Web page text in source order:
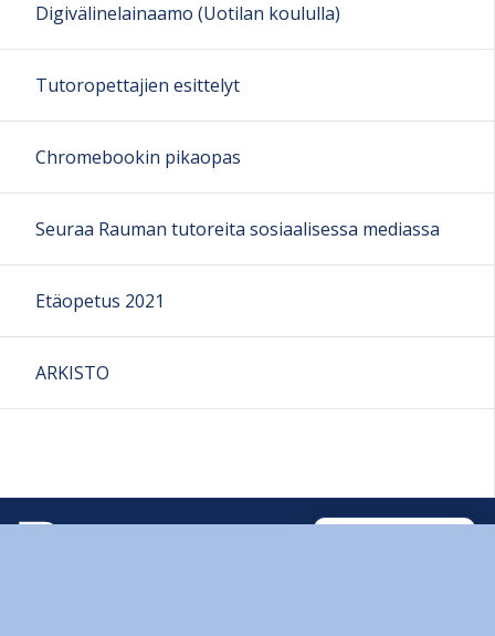
Digivälinelainaamo (Uotilan koululla)
Tutoropettajien esittelyt
Chromebookin pikaopas
Seuraa Rauman tutoreita sosiaalisessa mediassa
Etäopetus 2021
ARKISTO